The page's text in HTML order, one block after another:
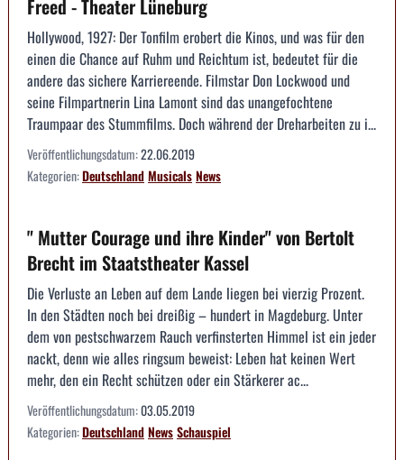
Freed - Theater Lüneburg
Hollywood, 1927: Der Tonfilm erobert die Kinos, und was für den
einen die Chance auf Ruhm und Reichtum ist, bedeutet für die
andere das sichere Karriereende. Filmstar Don Lockwood und
seine Filmpartnerin Lina Lamont sind das unangefochtene
Traumpaar des Stummfilms. Doch während der Dreharbeiten zu i...
Veröffentlichungsdatum:22.06.2019
Kategorien:DeutschlandMusicalsNews
" Mutter Courage und ihre Kinder" von Bertolt
Brecht im Staatstheater Kassel
Die Verluste an Leben auf dem Lande liegen bei vierzig Prozent.
In den Städten noch bei dreißig – hundert in Magdeburg. Unter
dem von pestschwarzem Rauch verfinsterten Himmel ist ein jeder
nackt, denn wie alles ringsum beweist: Leben hat keinen Wert
mehr, den ein Recht schützen oder ein Stärkerer ac...
Veröffentlichungsdatum:03.05.2019
Kategorien:DeutschlandNewsSchauspiel